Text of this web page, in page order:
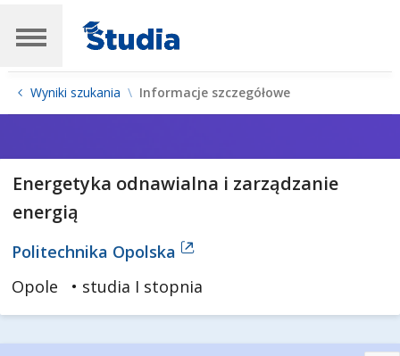
Wyniki szukania Informacje szczegółowe
Energetyka odnawialna i zarządzanie
energią
Politechnika Opolska
Opole
• studia I stopnia